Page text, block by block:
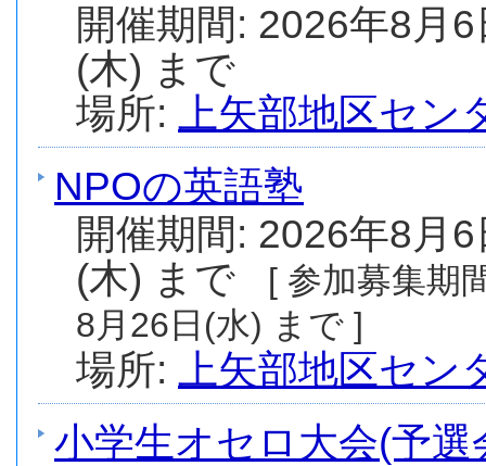
開催期間: 2026年8月
(木) まで
場所:
上矢部地区セン
NPOの英語塾
開催期間: 2026年8月
(木) まで
[ 参加募集期
8月26日(水) まで ]
場所:
上矢部地区セン
小学生オセロ大会(予選